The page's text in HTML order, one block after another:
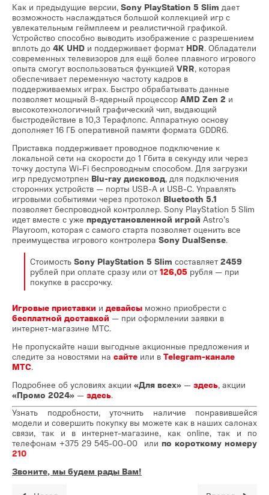
Как и предыдущие версии, Sony PlayStation 5 Slim дает
возможность наслаждаться большой коллекцией игр с
увлекательным геймплеем и реалистичной графикой.
Устройство способно выводить изображение с разрешением
вплоть до 4K UHD и поддерживает формат HDR. Обладатели
современных телевизоров для ещё более плавного игрового
опыта смогут воспользоваться функцией VRR, которая
обеспечивает переменную частоту кадров в
поддерживаемых играх. Быстро обрабатывать данные
позволяет мощный 8-ядерный процессор AMD Zen 2 и
высокотехнологичный графический чип, выдающий
быстродействие в 10,3 Терафлопс. Аппаратную основу
дополняет 16 ГБ оперативной памяти формата GDDR6.
Приставка поддерживает проводное подключение к
локальной сети на скорости до 1 Гбита в секунду или через
точку доступа Wi-Fi беспроводным способом. Для загрузки
игр предусмотрпен Blu-ray дисковод, для подключения
сторонних устройств — порты USB-А и USB-C. Управлять
игровыми событиями через протокол Bluetooth 5.1
позволяет беспроводной контроллер. Sony PlayStation 5 Slim
идет вместе с уже предустановленной игрой Astro’s
Playroom, которая с самого старта позволяет оценить все
преимущества игрового контролера Sony DualSense.
Стоимость Sony PlayStation 5 Slim составляет 2459
рублей при оплате сразу или от 126,05 рубля — при
покупке в рассрочку.
Игровые приставки и девайсы можно приобрести с
бесплатной доставкой — при оформлении заявки в
интернет-магазине МТС.
Не пропускайте наши выгодные акционные предложения и
следите за новостями на сайте или в Telegram-канале
МТС.
Подробнее об условиях акции «Для всех» — здесь, акции
«Промо 2024» — здесь.
Узнать подробности, уточнить наличие понравившейся
модели и совершить покупку вы можете как в наших салонах
связи, так и в интернет-магазине, как online, так и по
телефонам +375 29 545-00-00 или по короткому номеру
210
Звоните, мы будем рады Вам!